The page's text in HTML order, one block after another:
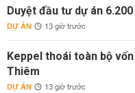
Duyệt đầu tư dự án
DỰ ÁN 13 giờ trước
Keppel thoái toàn bộ
Thiêm
DỰ ÁN 13 giờ trước